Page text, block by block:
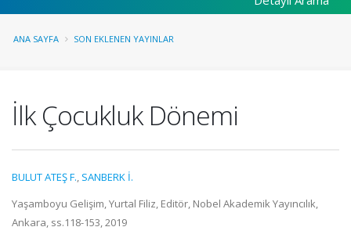
ANA SAYFA SON EKLENEN YAYINLAR
İlk Çocukluk Dönemi
BULUT ATEŞ F., SANBERK İ.
Yaşamboyu Gelişim, Yurtal Filiz, Editör, Nobel Akademik Yayıncılık,
Ankara, ss.118-153, 2019